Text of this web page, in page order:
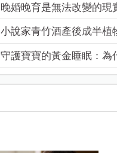
晚婚晚育是無法改變的現
小說家青竹酒產後成半植
守護寶寶的黃金睡眠：為